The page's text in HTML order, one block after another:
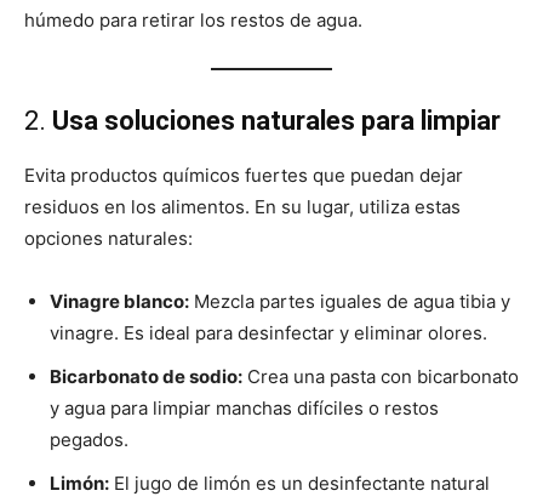
húmedo para retirar los restos de agua.
2. Usa soluciones naturales para limpiar
Evita productos químicos fuertes que puedan dejar
residuos en los alimentos. En su lugar, utiliza estas
opciones naturales:
Vinagre blanco: Mezcla partes iguales de agua tibia y
vinagre. Es ideal para desinfectar y eliminar olores.
Bicarbonato de sodio: Crea una pasta con bicarbonato
y agua para limpiar manchas difíciles o restos
pegados.
Limón: El jugo de limón es un desinfectante natural